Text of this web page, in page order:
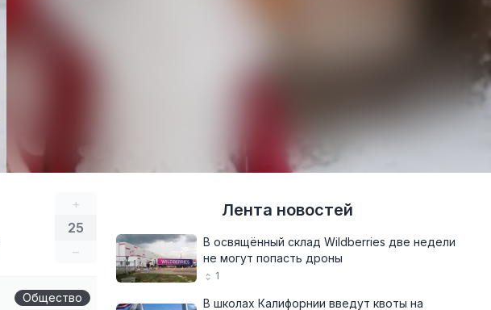
+
25
–
Общество
Лента новостей
В освящённый склад Wildberries две недели
не могут попасть дроны
1
В школах Калифорнии введут квоты на